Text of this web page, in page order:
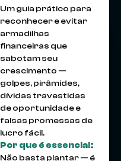
Um guia prático para
reconhecer e evitar
armadilhas
financeiras que
sabotam seu
crescimento —
golpes, pirâmides,
dívidas travestidas
de oportunidade e
falsas promessas de
lucro fácil.
Por que é essencial:
Não basta plantar — é